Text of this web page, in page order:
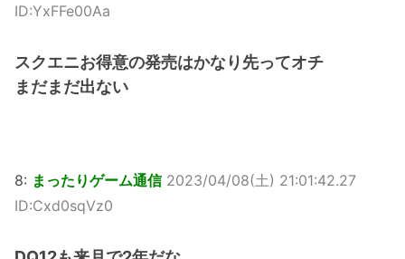
ID:YxFFe00Aa
スクエニお得意の発売はかなり先ってオチ
まだまだ出ない
8: まったりゲーム通信 2023/04/08(土) 21:01:42.27
ID:Cxd0sqVz0